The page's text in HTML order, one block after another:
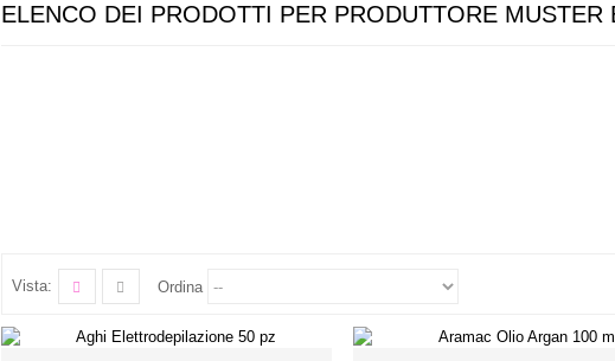
ELENCO DEI PRODOTTI PER PRODUTTORE MUSTER
Vista: Ordina